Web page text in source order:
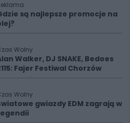
są najlepsze promocje na
Wolny
Walker, DJ SNAKE, Bedoes
Fajer Festiwal Chorzów
Wolny
gwiazdy EDM zagrają w